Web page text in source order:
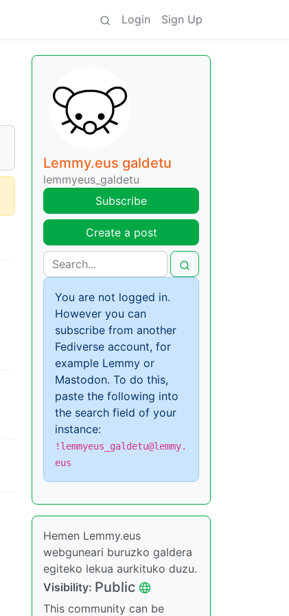
Login Sign Up
Lemmy.eus galdetu
lemmyeus_galdetu
Subscribe
Create a post
You are not logged in.
However you can
subscribe from another
Fediverse account, for
example Lemmy or
Mastodon. To do this,
paste the following into
the search field of your
instance:
!lemmyeus_galdetu@lemmy.
eus
Hemen Lemmy.eus
webguneari buruzko galdera
egiteko lekua aurkituko duzu.
Visibility: Public
This community can be